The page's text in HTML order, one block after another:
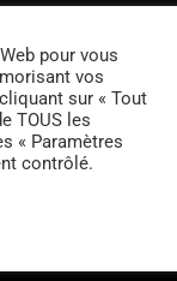
pour vous
vos
sur « Tout
TOUS les
« Paramètres
contrôlé.